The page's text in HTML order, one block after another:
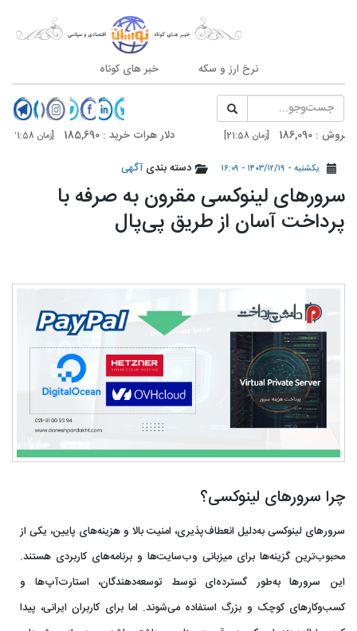
نرخ ارز و سکه خبر های کوتاه
[زمان 21:58] دلار هرات خرید : 185,690 [زمان 21:58]
[زمان 20:59] دلار تهران خرید : 187,100 یکشنبه - ۱۴۰۳/۱۲/۱۹ - ۱۶:۰۹ دسته بندیآگهی
سرورهای لینوکسی مقرون‌ به‌ صرفه با
پرداخت آسان از طریق پی‌پال
چرا سرورهای لینوکسی؟
سرورهای لینوکسی به‌دلیل انعطاف‌پذیری، امنیت بالا و هزینه‌های پایین، یکی از
محبوب‌ترین گزینه‌ها برای میزبانی وب‌سایت‌ها و برنامه‌های کاربردی هستند.
این سرورها به‌طور گسترده‌ای توسط توسعه‌دهندگان، استارت‌آپ‌ها و
کسب‌وکارهای کوچک و بزرگ استفاده می‌شوند. اما برای کاربران ایرانی، پیدا